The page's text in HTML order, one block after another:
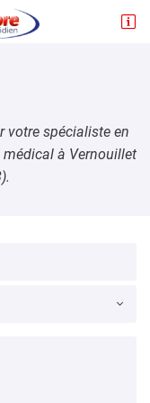

votre spécialiste en
à Vernouillet